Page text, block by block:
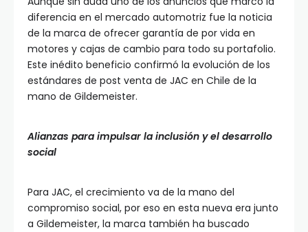
diferencia en el mercado automotriz fue la noticia
de la marca de ofrecer garantía de por vida en
motores y cajas de cambio para todo su portafolio.
Este inédito beneficio confirmó la evolución de los
estándares de post venta de JAC en Chile de la
mano de Gildemeister.
Alianzas para impulsar la inclusión y el desarrollo
social
Para JAC, el crecimiento va de la mano del
compromiso social, por eso en esta nueva era junto
a Gildemeister, la marca también ha buscado